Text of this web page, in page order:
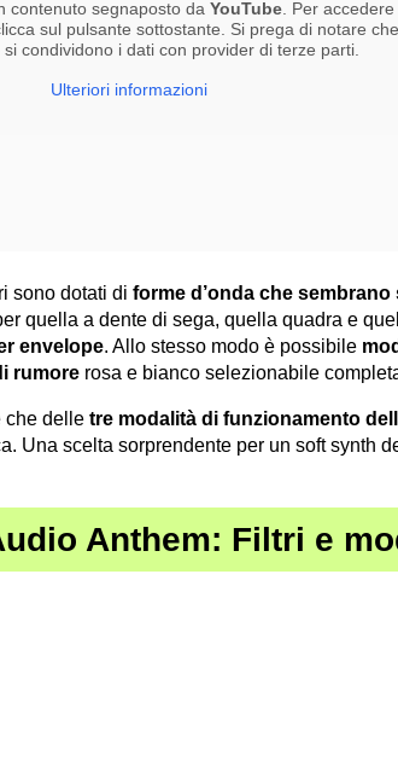
contenuto segnaposto da YouTube . Per
sul pulsante sottostante. Si prega di notare
condividono i dati con provider di terze parti.
Ulteriori informazioni
sono dotati di forme d’onda che sembrano
quella a dente di sega, quella quadra e
envelope. Allo stesso modo è possibile
rumore rosa e bianco selezionabile
che delle tre modalità di funzionamento
Una scelta sorprendente per un soft synth
Anthem: Filtri e